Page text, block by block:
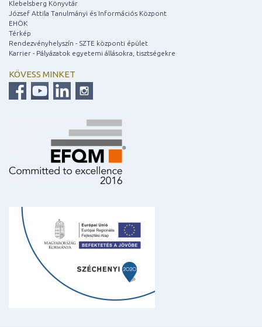
Klebelsberg Könyvtár
József Attila Tanulmányi és Információs Központ
EHÖK
Térkép
Rendezvényhelyszín - SZTE központi épület
Karrier - Pályázatok egyetemi állásokra, tisztségekre
KÖVESS MINKET